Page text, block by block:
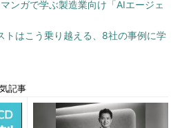
ているのだ。
らかにコンテンツの消費性向がその
る。コンテンツ側も根本的な戦略の
ンガで学ぶ製造業向け「AIエージェ
トはこう乗り越える、8社の事例に学
記事